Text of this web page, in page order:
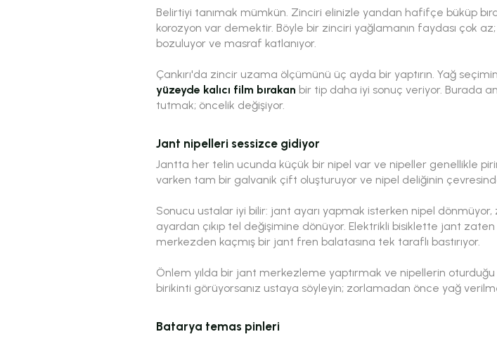
Belirtiyi tanımak mümkün. Zinciri elinizle yandan hafifçe büküp
korozyon var demektir. Böyle bir zinciri yağlamanın faydası çok
bozuluyor ve masraf katlanıyor.
Çankırı'da zincir uzama ölçümünü üç ayda bir yaptırın. Yağ
yüzeyde kalıcı film bırakan bir tip daha iyi sonuç veriyor. Burada
tutmak; öncelik değişiyor.
Jant nipelleri sessizce gidiyor
Jantta her telin ucunda küçük bir nipel var ve nipeller genellikle
varken tam bir galvanik çift oluşturuyor ve nipel deliğinin
Sonucu ustalar iyi bilir: jant ayarı yapmak isterken nipel dönmüyor,
ayardan çıkıp tel değişimine dönüyor. Elektrikli bisiklette jant
merkezden kaçmış bir jant fren balatasına tek taraflı bastırıyor.
Önlem yılda bir jant merkezleme yaptırmak ve nipellerin
birikinti görüyorsanız ustaya söyleyin; zorlamadan önce yağ
Batarya temas pinleri